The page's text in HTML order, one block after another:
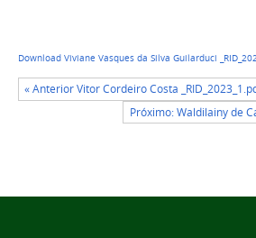
Download Viviane Vasques da Silva Guilarduci
« Anterior Vitor Cordeiro Costa
Próximo: Waldilainy de